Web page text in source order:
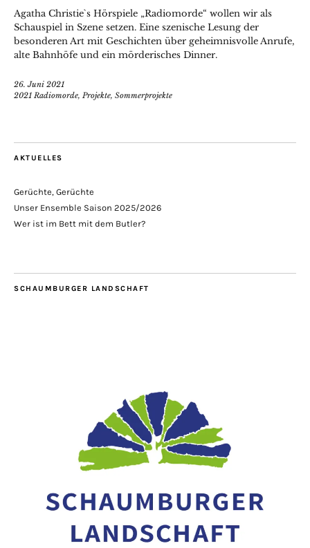
Agatha Christie`s Hörspiele „Radiomorde“ wollen wir als
Schauspiel in Szene setzen. Eine szenische Lesung der
besonderen Art mit Geschichten über geheimnisvolle Anrufe,
alte Bahnhöfe und ein mörderisches Dinner.
26. Juni 2021
2021 Radiomorde, Projekte, Sommerprojekte
AKTUELLES
Gerüchte, Gerüchte
Unser Ensemble Saison 2025/2026
Wer ist im Bett mit dem Butler?
SCHAUMBURGER LANDSCHAFT